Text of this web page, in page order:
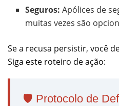
Seguros: Apólices de
muitas vezes são
Se a recusa persistir, você
Siga este roteiro de ação:
🛡️ Protocolo de